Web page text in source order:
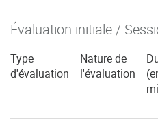
Évaluation initiale /
Type
d'évaluation
Nature de
l'évaluation